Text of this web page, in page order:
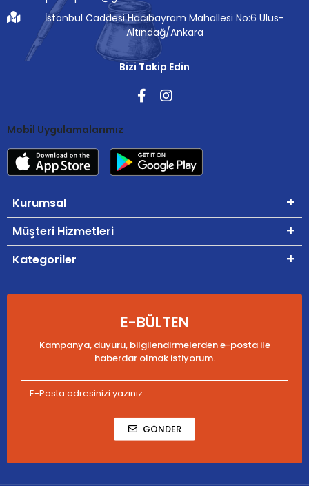
İstanbul Caddesi Hacıbayram Mahallesi No:6 Ulus-
Altındağ/Ankara
Bizi Takip Edin
Mobil Uygulamalarımız
Kurumsal
Müşteri Hizmetleri
Kategoriler
E-BÜLTEN
Kampanya, duyuru, bilgilendirmelerden e-posta ile
haberdar olmak istiyorum.
GÖNDER